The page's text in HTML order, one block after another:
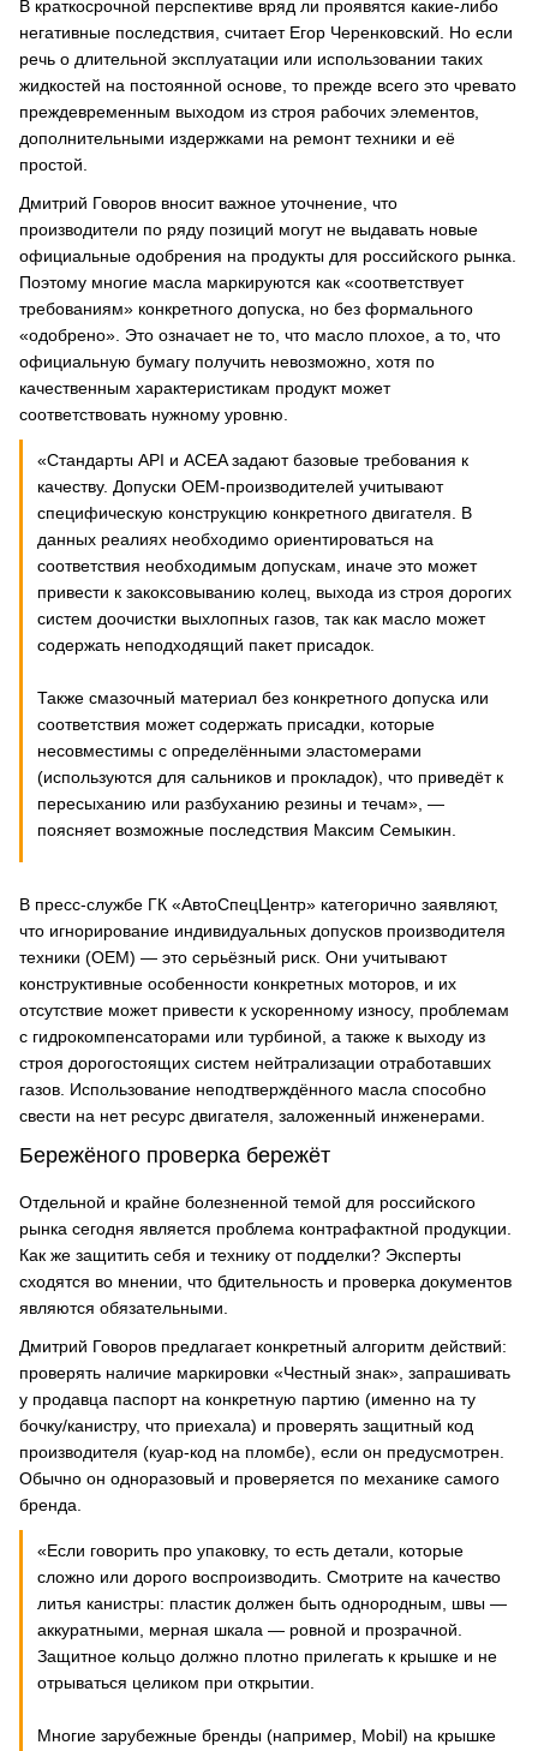
В краткосрочной перспективе вряд ли проявятся какие-либо
негативные последствия, считает Егор Черенковский. Но если
речь о длительной эксплуатации или использовании таких
жидкостей на постоянной основе, то прежде всего это чревато
преждевременным выходом из строя рабочих элементов,
дополнительными издержками на ремонт техники и её
простой.
Дмитрий Говоров вносит важное уточнение, что
производители по ряду позиций могут не выдавать новые
официальные одобрения на продукты для российского рынка.
Поэтому многие масла маркируются как «соответствует
требованиям» конкретного допуска, но без формального
«одобрено». Это означает не то, что масло плохое, а то, что
официальную бумагу получить невозможно, хотя по
качественным характеристикам продукт может
соответствовать нужному уровню.
«Стандарты API и ACEA задают базовые требования к
качеству. Допуски OEM-производителей учитывают
специфическую конструкцию конкретного двигателя. В
данных реалиях необходимо ориентироваться на
соответствия необходимым допускам, иначе это может
привести к закоксовыванию колец, выхода из строя дорогих
систем доочистки выхлопных газов, так как масло может
содержать неподходящий пакет присадок.
Также смазочный материал без конкретного допуска или
соответствия может содержать присадки, которые
несовместимы с определёнными эластомерами
(используются для сальников и прокладок), что приведёт к
пересыханию или разбуханию резины и течам», —
поясняет возможные последствия Максим Семыкин.
В пресс-службе ГК «АвтоСпецЦентр» категорично заявляют,
что игнорирование индивидуальных допусков производителя
техники (OEM) — это серьёзный риск. Они учитывают
конструктивные особенности конкретных моторов, и их
отсутствие может привести к ускоренному износу, проблемам
с гидрокомпенсаторами или турбиной, а также к выходу из
строя дорогостоящих систем нейтрализации отработавших
газов. Использование неподтверждённого масла способно
свести на нет ресурс двигателя, заложенный инженерами.
Бережёного проверка бережёт
Отдельной и крайне болезненной темой для российского
рынка сегодня является проблема контрафактной продукции.
Как же защитить себя и технику от подделки? Эксперты
сходятся во мнении, что бдительность и проверка документов
являются обязательными.
Дмитрий Говоров предлагает конкретный алгоритм действий:
проверять наличие маркировки «Честный знак», запрашивать
у продавца паспорт на конкретную партию (именно на ту
бочку/канистру, что приехала) и проверять защитный код
производителя (куар-код на пломбе), если он предусмотрен.
Обычно он одноразовый и проверяется по механике самого
бренда.
«Если говорить про упаковку, то есть детали, которые
сложно или дорого воспроизводить. Смотрите на качество
литья канистры: пластик должен быть однородным, швы —
аккуратными, мерная шкала — ровной и прозрачной.
Защитное кольцо должно плотно прилегать к крышке и не
отрываться целиком при открытии.
Многие зарубежные бренды (например, Mobil) на крышке